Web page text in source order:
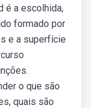
é a escolhida,
formado por
e a superfície
o que são
quais são